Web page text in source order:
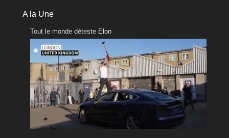
A la Une
Tout le monde déteste Elon